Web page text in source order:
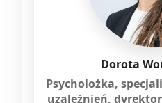
Dorota
Psycholożka,
uzależnień,